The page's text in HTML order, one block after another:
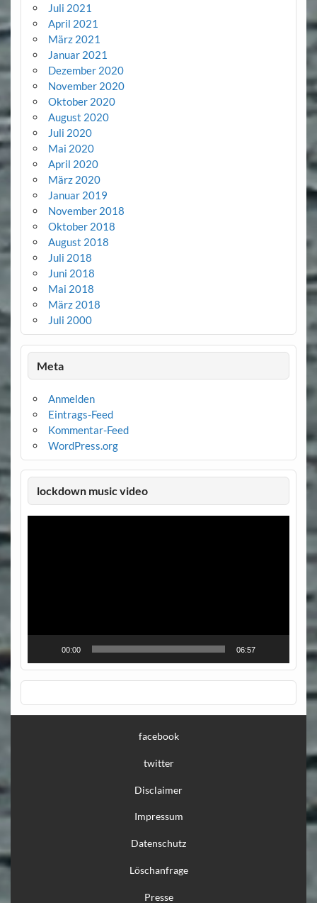
Juli 2021
April 2021
März 2021
Januar 2021
Dezember 2020
November 2020
Oktober 2020
August 2020
Juli 2020
Mai 2020
April 2020
März 2020
Januar 2019
November 2018
Oktober 2018
August 2018
Juli 2018
Juni 2018
Mai 2018
März 2018
Juli 2000
Meta
Anmelden
Eintrags-Feed
Kommentar-Feed
WordPress.org
lockdown music video
Video-
00:00 06:57
facebook
twitter
Disclaimer
Impressum
Datenschutz
Löschanfrage
Presse